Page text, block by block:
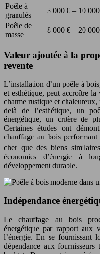
Poêle à
granulés
3 000 € – 10
Poêle de
masse
8 000 € – 20
Valeur ajoutée à la
revente
L’installation d’un poêle à
et esthétique, peut accroître
charme rustique et
delà de l’esthétique, un
énergétique, un critère de
Certaines études ont
chauffage au bois
cher que des biens similaires
économies d’énergie à
développement durable.
Indépendance
Le chauffage au bois
énergétique par rapport aux
l’énergie. En se fournissant
dépendance aux